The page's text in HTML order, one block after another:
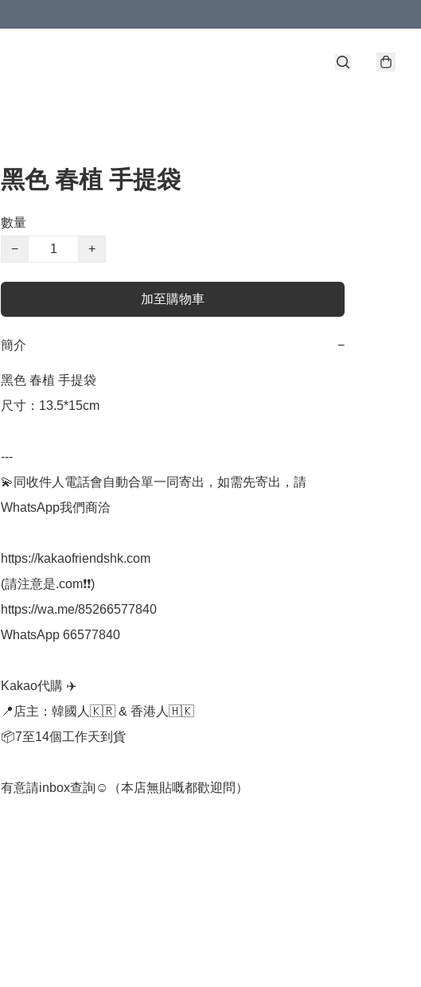
黑色 春植 手提袋
數量
−
+
加至購物車
簡介 −
黑色 春植 手提袋
尺寸：13.5*15cm
---
💫同收件人電話會自動合單一同寄出，如需先寄出，請
WhatsApp我們商洽
https://kakaofriendshk.com
(請注意是.com❗❗)
https://wa.me/85266577840
WhatsApp 66577840
Kakao代購 ✈️
📍店主：韓國人🇰🇷 & 香港人🇭🇰
📦7至14個工作天到貨
有意請inbox查詢☺️（本店無貼嘅都歡迎問）